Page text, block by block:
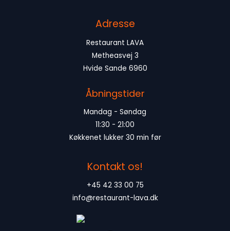
Adresse
Restaurant LAVA
Metheasvej 3
Hvide Sande 6960
Åbningstider
Mandag - Søndag
11:30 - 21:00
Køkkenet lukker 30 min før
Kontakt os!
+45 42 33 00 75
info@restaurant-lava.dk